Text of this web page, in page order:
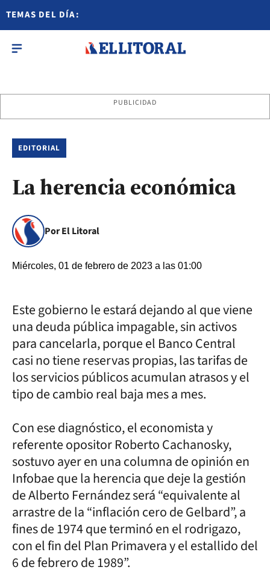
TEMAS DEL DÍA:
PUBLICIDAD
EDITORIAL
La herencia económica
Por El Litoral
Miércoles, 01 de febrero de 2023 a las 01:00
Este gobierno le estará dejando al que viene
una deuda pública impagable, sin activos
para cancelarla, porque el Banco Central
casi no tiene reservas propias, las tarifas de
los servicios públicos acumulan atrasos y el
tipo de cambio real baja mes a mes.
Con ese diagnóstico, el economista y
referente opositor Roberto Cachanosky,
sostuvo ayer en una columna de opinión en
Infobae que la herencia que deje la gestión
de Alberto Fernández será “equivalente al
arrastre de la “inflación cero de Gelbard”, a
fines de 1974 que terminó en el rodrigazo,
con el fin del Plan Primavera y el estallido del
6 de febrero de 1989”.